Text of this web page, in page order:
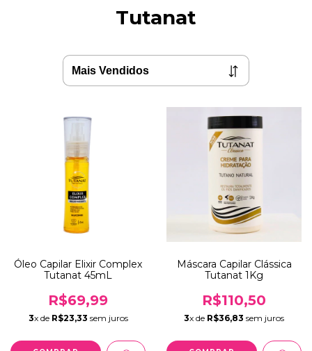
Tutanat
Óleo Capilar Elixir Complex
Tutanat 45mL
R$69,99
3x de R$23,33 sem juros
Máscara Capilar Clássica
Tutanat 1Kg
R$110,50
3x de R$36,83 sem juros